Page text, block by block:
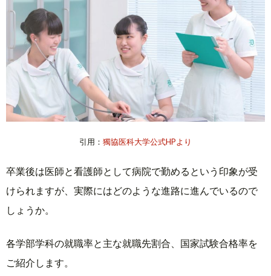
引用： 獨協医科大学公式HPより
卒業後は医師と看護師として病院で勤めるという印象が受
けられますが、実際にはどのような進路に進んでいるので
しょうか。
各学部学科の就職率と主な就職先割合、国家試験合格率を
ご紹介します。